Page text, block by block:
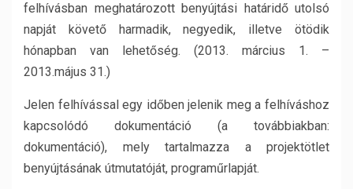
felhívásban meghatározott benyújtási határidő utolsó
napját követő harmadik, negyedik, illetve ötödik
hónapban van lehetőség. (2013. március 1. –
2013.május 31.)
Jelen felhívással egy időben jelenik meg a felhíváshoz
kapcsolódó dokumentáció (a továbbiakban:
dokumentáció), mely tartalmazza a projektötlet
benyújtásának útmutatóját, programűrlapját.